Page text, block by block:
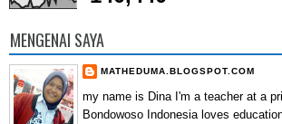
MENGENAI SAYA
MATHEDUMA.BLOGSPOT.COM
my name is Dina I'm a teacher at a
Bondowoso Indonesia loves